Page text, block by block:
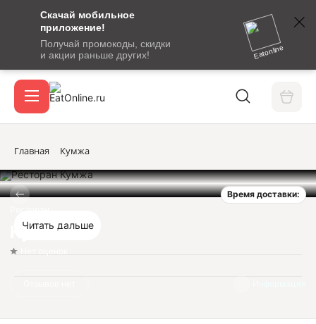
Скачай мобильное
приложение!
Получай промокоды, скидки
и акции раньше других!
Eatonline
сообщение
кодом
подтверждения
Акции
Главная Кумжа
Время доставки:
Кумжа
Читать дальше